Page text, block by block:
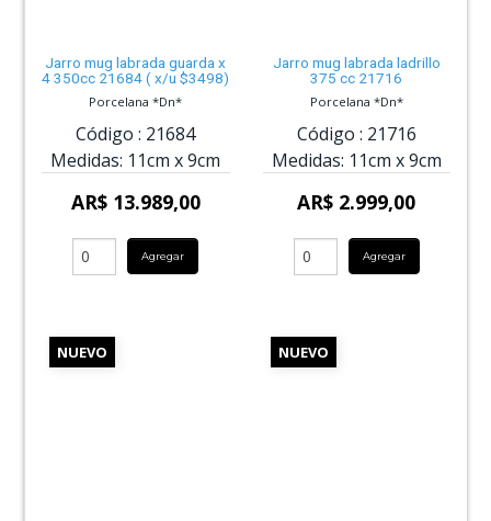
Jarro mug labrada guarda x
4 350cc 21684 ( x/u $3498)
Porcelana *Dn*
Código : 21684
Medidas: 11cm x9cm
AR$ 13.989,00
Agregar
Jarro mug labrada ladrillo
375 cc 21716
Porcelana *Dn*
Código : 21716
Medidas: 11cm x9cm
AR$ 2.999,00
Agregar
NUEVO NUEVO